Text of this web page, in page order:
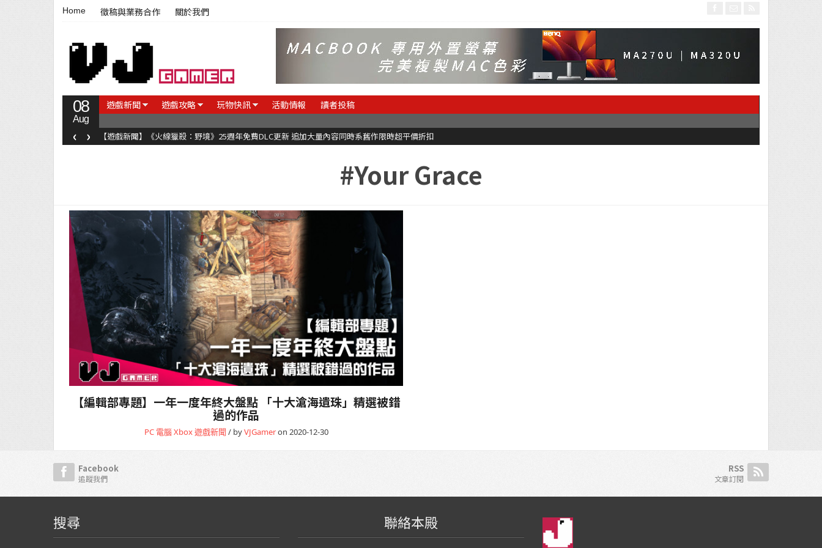
Home 徵稿與業務合作 關於我們
08
Aug
遊戲新聞 遊戲攻略 玩物快訊 活動情報 讀者投稿
【遊戲新聞】《火線獵殺：野境》25週年免費DLC更新 追加大量內容同時系舊作限時超平價折扣
‹ ›
#Your Grace
【編輯部專題】一年一度年終大盤點 「十大滄海遺珠」精選被錯
過的作品
PC 電腦Xbox遊戲新聞 / byVJGameron 2020-12-30
Facebook
追蹤我們
RSS
文章訂閱
搜尋 聯絡本殿